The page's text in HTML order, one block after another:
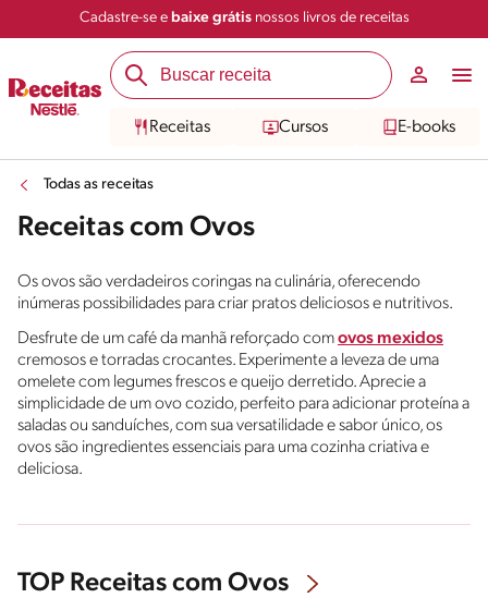
Cadastre-se e baixe grátisnossos livros de receitas
Receitas Cursos E-books
Todas as receitas
Receitas com Ovos
Os ovos são verdadeiros coringas na culinária, oferecendo
inúmeras possibilidades para criar pratos deliciosos e nutritivos.
Desfrute de um café da manhã reforçado comovos mexidos
cremosos e torradas crocantes. Experimente a leveza de uma
omelete com legumes frescos e queijo derretido. Aprecie a
simplicidade de um ovo cozido, perfeito para adicionar proteína a
saladas ou sanduíches, com sua versatilidade e sabor único, os
ovos são ingredientes essenciais para uma cozinha criativa e
deliciosa.
TOP Receitas com Ovos